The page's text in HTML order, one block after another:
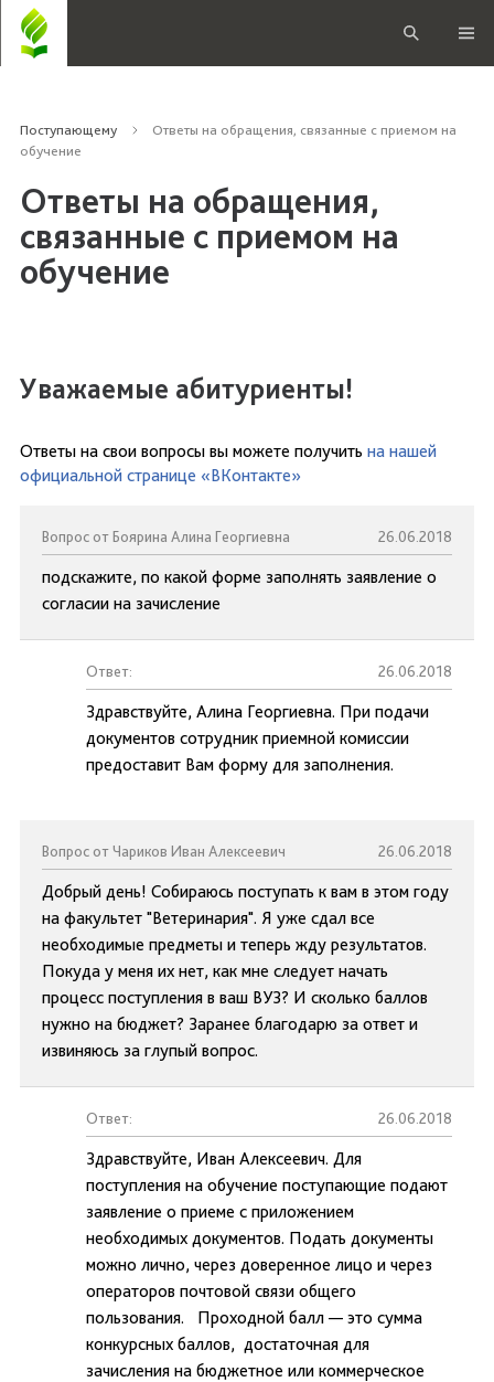
Поступающему
Ответы на обращения, связанные с приемом на
обучение
Ответы на обращения,
связанные с приемом на
обучение
Уважаемые абитуриенты!
Ответы на свои вопросы вы можете получить на нашей
официальной странице «ВКонтакте»
Вопрос от Боярина Алина Георгиевна 26.06.2018
подскажите, по какой форме заполнять заявление о
согласии на зачисление
Ответ: 26.06.2018
Здравствуйте, Алина Георгиевна. При подачи
документов сотрудник приемной комиссии
предоставит Вам форму для заполнения.
Вопрос от Чариков Иван Алексеевич 26.06.2018
Добрый день! Собираюсь поступать к вам в этом году
на факультет "Ветеринария". Я уже сдал все
необходимые предметы и теперь жду результатов.
Покуда у меня их нет, как мне следует начать
процесс поступления в ваш ВУЗ? И сколько баллов
нужно на бюджет? Заранее благодарю за ответ и
извиняюсь за глупый вопрос.
Ответ: 26.06.2018
Здравствуйте, Иван Алексеевич. Для
поступления на обучение поступающие подают
заявление о приеме с приложением
необходимых документов. Подать документы
можно лично, через доверенное лицо и через
операторов почтовой связи общего
пользования. Проходной балл — это сумма
конкурсных баллов, достаточная для
зачисления на бюджетное или коммерческое